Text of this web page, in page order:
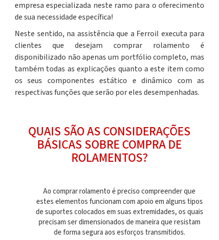
empresa especializada neste ramo para o oferecimento
de sua necessidade específica!
Neste sentido, na assistência que a Ferroil executa para
clientes que desejam comprar rolamento é
disponibilizado não apenas um portfólio completo, mas
também todas as explicações quanto a este item como
os seus componentes estático e dinâmico com as
respectivas funções que serão por eles desempenhadas.
QUAIS SÃO AS CONSIDERAÇÕES
BÁSICAS SOBRE COMPRA DE
ROLAMENTOS?
Ao comprar rolamento é preciso compreender que
estes elementos funcionam com apoio em alguns tipos
de suportes colocados em suas extremidades, os quais
precisam ser dimensionados de maneira que resistam
de forma segura aos esforços transmitidos.